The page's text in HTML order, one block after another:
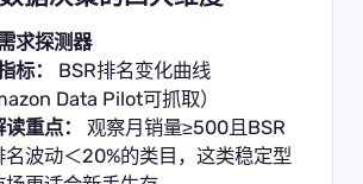
求探测器
标：
BSR排名变化曲线
Data Pilot可抓取）
读重点：
观察月销量≥500且BSR
名波动＜20%的类目，这类稳定型